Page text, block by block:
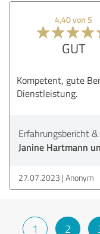
4,40 von 5
GUT
Kompetent, gute
Dienstleistung.
Erfahrungsbericht
Janine Hartmann
27.07.2023 Anonym
1 2